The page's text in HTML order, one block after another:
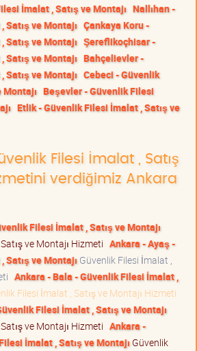
İmalat , Satış ve Montajı Nallıhan -
Satış ve Montajı Çankaya Koru -
Satış ve Montajı Şereflikoçhisar -
Satış ve Montajı Bahçelievler -
Satış ve Montajı Cebeci - Güvenlik
Montajı Beşevler - Güvenlik Filesi
Etlik - Güvenlik Filesi İmalat , Satış ve
Filesi İmalat , Satış
verdiğimiz Ankara
Filesi İmalat , Satış ve Montajı
ve Montajı Hizmeti Ankara - Ayaş -
Satış ve Montajı Güvenlik Filesi İmalat ,
Ankara - Bala - Güvenlik Filesi İmalat ,
Filesi İmalat , Satış ve Montajı Hizmeti
Filesi İmalat , Satış ve Montajı
ve Montajı Hizmeti Ankara -
İmalat , Satış ve Montajı Güvenlik